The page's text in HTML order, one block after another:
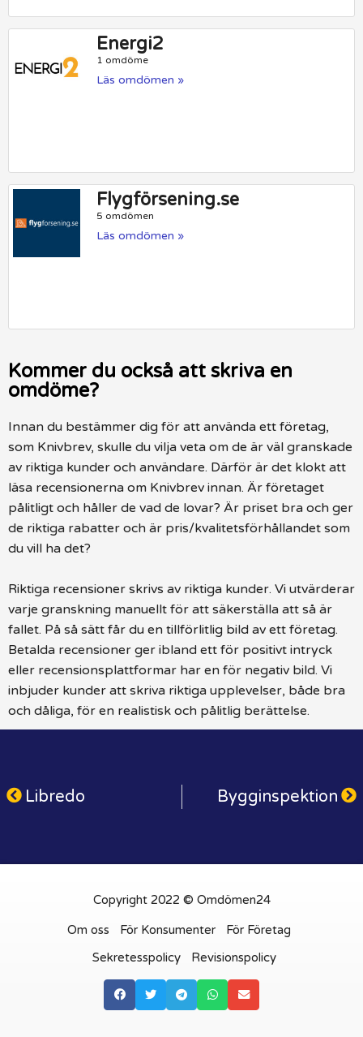
Energi2
1 omdöme
Läs omdömen »
Flygförsening.se
5 omdömen
Läs omdömen »
Kommer du också att skriva en
omdöme?
Innan du bestämmer dig för att använda ett företag,
som Knivbrev, skulle du vilja veta om de är väl granskade
av riktiga kunder och användare. Därför är det klokt att
läsa recensionerna om Knivbrev innan. Är företaget
pålitligt och håller de vad de lovar? Är priset bra och ger
de riktiga rabatter och är pris/kvalitetsförhållandet som
du vill ha det?
Riktiga recensioner skrivs av riktiga kunder. Vi utvärderar
varje granskning manuellt för att säkerställa att så är
fallet. På så sätt får du en tillförlitlig bild av ett företag.
Betalda recensioner ger ibland ett för positivt intryck
eller recensionsplattformar har en för negativ bild. Vi
inbjuder kunder att skriva riktiga upplevelser, både bra
och dåliga, för en realistisk och pålitlig berättelse.
Libredo Bygginspektion
Copyright 2022 © Omdömen24
Om oss För Konsumenter
För Företag
Sekretesspolicy
Revisionspolicy